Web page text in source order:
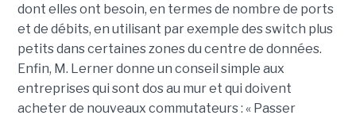
dont elles ont besoin, en termes de nombre de ports
et de débits, en utilisant par exemple des switch plus
petits dans certaines zones du centre de données.
Enfin, M. Lerner donne un conseil simple aux
entreprises qui sont dos au mur et qui doivent
acheter de nouveaux commutateurs : « Passer